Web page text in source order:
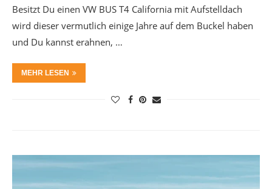
Besitzt Du einen VW BUS T4 California mit Aufstelldach
wird dieser vermutlich einige Jahre auf dem Buckel haben
und Du kannst erahnen, …
MEHR LESEN